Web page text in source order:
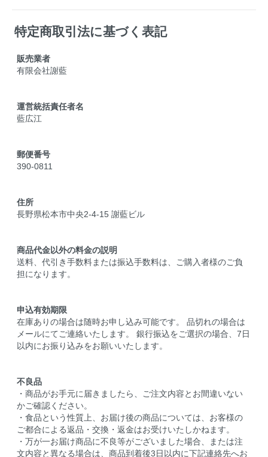
特定商取引法に基づく表記
販売業者
有限会社謝藍
運営統括責任者名
藍広江
郵便番号
390-0811
住所
長野県松本市中央2-4-15 謝藍ビル
商品代金以外の料金の説明
送料、代引き手数料または振込手数料は、ご購入者様のご負
担になります。
申込有効期限
在庫ありの場合は随時お申し込み可能です。 品切れの場合は
メールにてご連絡いたします。 銀行振込をご選択の場合、7日
以内にお振り込みをお願いいたします。
不良品
・商品がお手元に届きましたら、ご注文内容とお間違いない
かご確認ください。
・食品という性質上、お届け後の商品については、お客様の
ご都合による返品・交換・返金はお受けいたしかねます。
・万が一お届け商品に不良等がございました場合、または注
文内容と異なる場合は、商品到着後3日以内に下記連絡先へお